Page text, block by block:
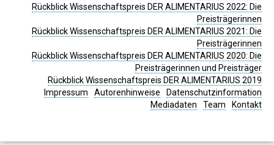
Rückblick Wissenschaftspreis DER ALIMENTARIUS 2022: Die
Preisträgerinnen
Rückblick Wissenschaftspreis DER ALIMENTARIUS 2021: Die
Preisträgerinnen
Rückblick Wissenschaftspreis DER ALIMENTARIUS 2020: Die
Preisträgerinnen und Preisträger
Rückblick Wissenschaftspreis DER ALIMENTARIUS 2019
Impressum
Autorenhinweise
Datenschutzinformation
Mediadaten
Team Kontakt